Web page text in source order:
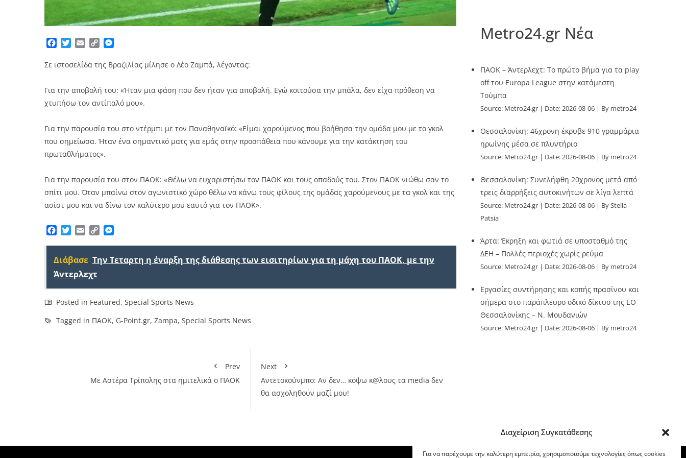
Διαχείριση Συγκατάθεσης
Για να παρέχουμε την καλύτερη εμπειρία, χρησιμοποιούμε τεχνολογίες όπως cookies
Facebook
TwitterEmailCopy
Σε ιστοσελίδα της Βραζιλίας μίλησε ο Λέο Ζαμπά, λέγοντας:
Για την αποβολή του: «Ήταν μια φάση που δεν ήταν για αποβολή. Εγώ κοιτούσα την μπάλα, δεν είχα πρόθεση να
χτυπήσω τον αντίπαλό μου».
Για την παρουσία του στο ντέρμπι με τον Παναθηναϊκό: «Είμαι χαρούμενος που βοήθησα την ομάδα μου με το γκολ
που σημείωσα. Ήταν ένα σημαντικό ματς για εμάς στην προσπάθεια που κάνουμε για την κατάκτηση του
πρωταθλήματος».
Για την παρουσία του στον ΠΑΟΚ: «Θέλω να ευχαριστήσω τον ΠΑΟΚ και τους οπαδούς του. Στον ΠΑΟΚ νιώθω σαν το
σπίτι μου. Όταν μπαίνω στον αγωνιστικό χώρο θέλω να κάνω τους φίλους της ομάδας χαρούμενους με τα γκολ και της
ασίστ μου και να δίνω τον καλύτερο μου εαυτό για τον ΠΑΟΚ».
Facebook
TwitterEmailCopy
Διάβασε Την Τεταρτη η έναρξη της διάθεσης των εισιτηρίων για τη μάχη του ΠΑΟΚ, με την
Άντερλεχτ
Posted in Featured, Special Sports News
Tagged in ΠΑΟΚ, G-Point.gr, Zampa, Special Sports News
Prev
Με Αστέρα Τρίπολης στα ημιτελικά ο ΠΑΟΚ
Next
Αντετοκούνμπο: Αν δεν… κόψω κ@λους τα media δεν
θα ασχοληθούν μαζί μου!
Metro24.gr Νέα
ΠΑΟΚ – Άντερλεχτ: Το πρώτο βήμα για τα play
off του Europa League στην κατάμεστη
Τούμπα
Source: Metro24.gr Date: 2026-08-06 By metro24
Θεσσαλονίκη: 46χρονη έκρυβε 910 γραμμάρια
ηρωίνης μέσα σε πλυντήριο
Source: Metro24.gr Date: 2026-08-06 By metro24
Θεσσαλονίκη: Συνελήφθη 20χρονος μετά από
τρεις διαρρήξεις αυτοκινήτων σε λίγα λεπτά
Source: Metro24.gr Date: 2026-08-06
By Stella
Patsia
Άρτα: Έκρηξη και φωτιά σε υποσταθμό της
ΔΕΗ – Πολλές περιοχές χωρίς ρεύμα
Source: Metro24.gr Date: 2026-08-06 By metro24
Εργασίες συντήρησης και κοπής πρασίνου και
σήμερα στο παράπλευρο οδικό δίκτυο της ΕΟ
Θεσσαλονίκης – Ν. Μουδανιών
Source: Metro24.gr Date: 2026-08-06 By metro24